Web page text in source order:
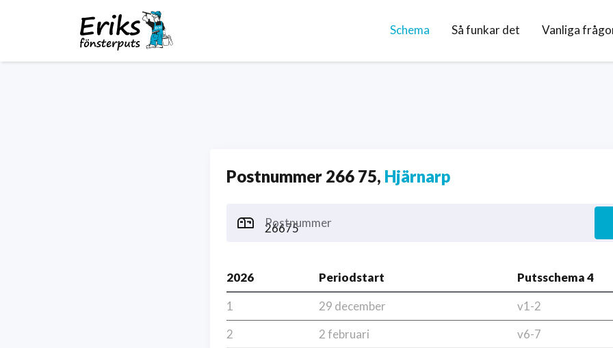
Schema Så funkar det Vanliga
Postnummer 266 75, Hjärnarp
Postnummer
2026 Periodstart
Putsschema 4
1
29 december
v1-2
2
2 februari
v6-7